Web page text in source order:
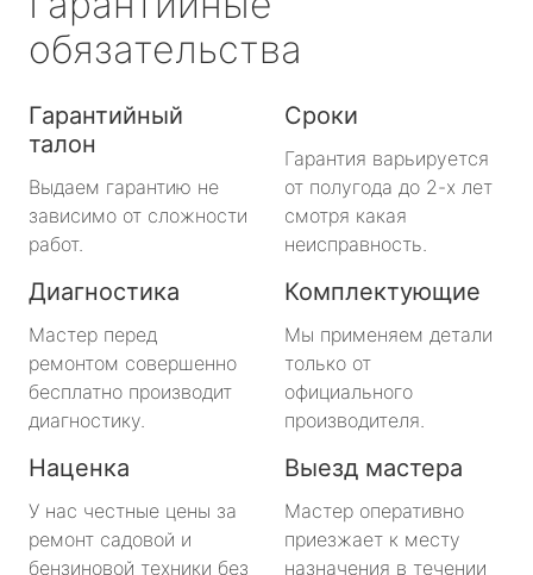
обязательства
Гарантийный
талон
Выдаем гарантию не
зависимо от сложности
работ.
Сроки
Гарантия варьируется
от полугода до 2-х лет
смотря какая
неисправность.
Диагностика
Мастер перед
ремонтом совершенно
бесплатно производит
диагностику.
Комплектующие
Мы применяем детали
только от
официального
производителя.
Наценка
У нас честные цены за
ремонт садовой и
бензиновой техники без
Выезд мастера
Мастер оперативно
приезжает к месту
назначения в течении